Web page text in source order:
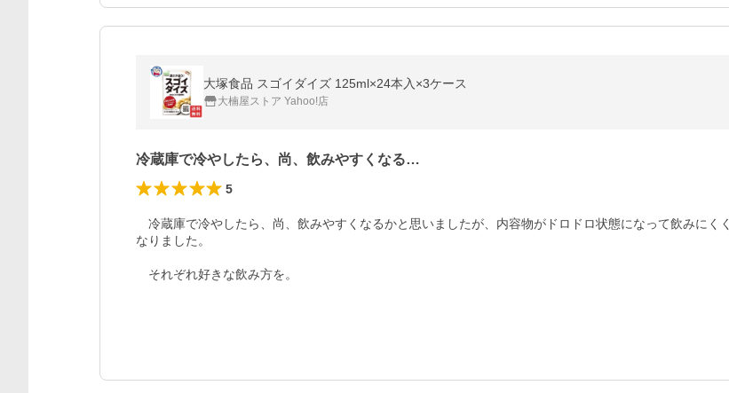
大塚食品 スゴイダイズ 125ml×24本入×3ケース
大楠屋ストア Yahoo!店
冷蔵庫で冷やしたら、尚、飲みやすくなる…
5
冷蔵庫で冷やしたら、尚、飲みやすくなるかと思いましたが、内容物がドロドロ状態になって飲みにくく
なりました。
それぞれ好きな飲み方を。